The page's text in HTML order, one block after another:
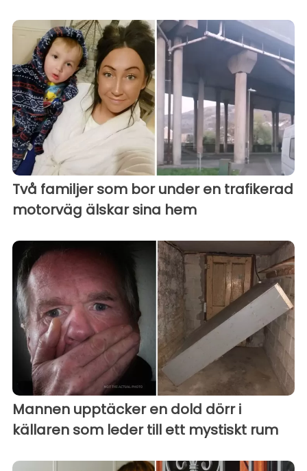
Två familjer som bor under en trafikerad
motorväg älskar sina hem
Mannen upptäcker en dold dörr i
källaren som leder till ett mystiskt rum